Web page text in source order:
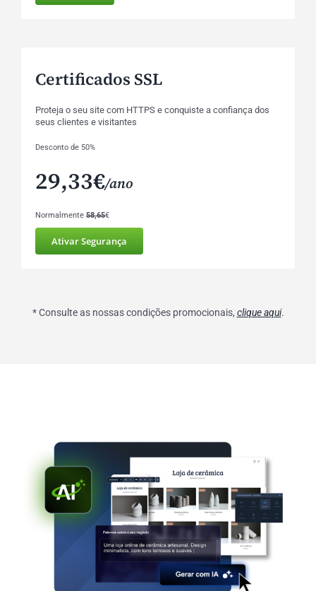
Certificados SSL
Proteja o seu site com HTTPS e conquiste a confiança dos
seus clientes e visitantes
Desconto de 50%
29,33€/ano
Normalmente 58,65€
Ativar Segurança
* Consulte as nossas condições promocionais, clique aqui.